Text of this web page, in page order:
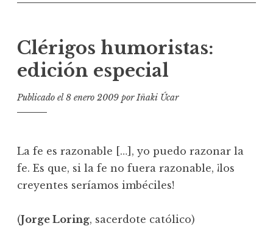
Clérigos humoristas:
edición especial
Publicado el8 enero 2009 porIñaki Úcar
La fe es razonable […], yo puedo razonar la
fe. Es que, si la fe no fuera razonable, ¡los
creyentes seríamos imbéciles!
(Jorge Loring, sacerdote católico)